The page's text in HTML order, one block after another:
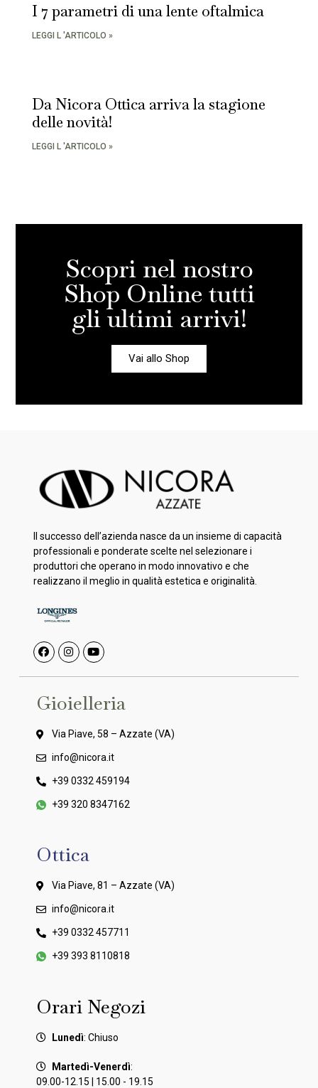
I 7 parametri di una lente oftalmica
LEGGI L 'ARTICOLO »
Da Nicora Ottica arriva la stagione
delle novità!
LEGGI L 'ARTICOLO »
Scopri nel nostro
Shop Online tutti
gli ultimi arrivi!
Vai allo Shop
Il successo dell’azienda nasce da un insieme di capacità
professionali e ponderate scelte nel selezionare i
produttori che operano in modo innovativo e che
realizzano il meglio in qualità estetica e originalità.
Gioielleria
Via Piave, 58 – Azzate (VA)
info@nicora.it
+39 0332 459194
+39 320 8347162
Ottica
Via Piave, 81 – Azzate (VA)
info@nicora.it
+39 0332 457711
+39 393 8110818
Orari Negozi
Lunedì: Chiuso
Martedì-Venerdì:
09.00-12.15 | 15.00 - 19.15